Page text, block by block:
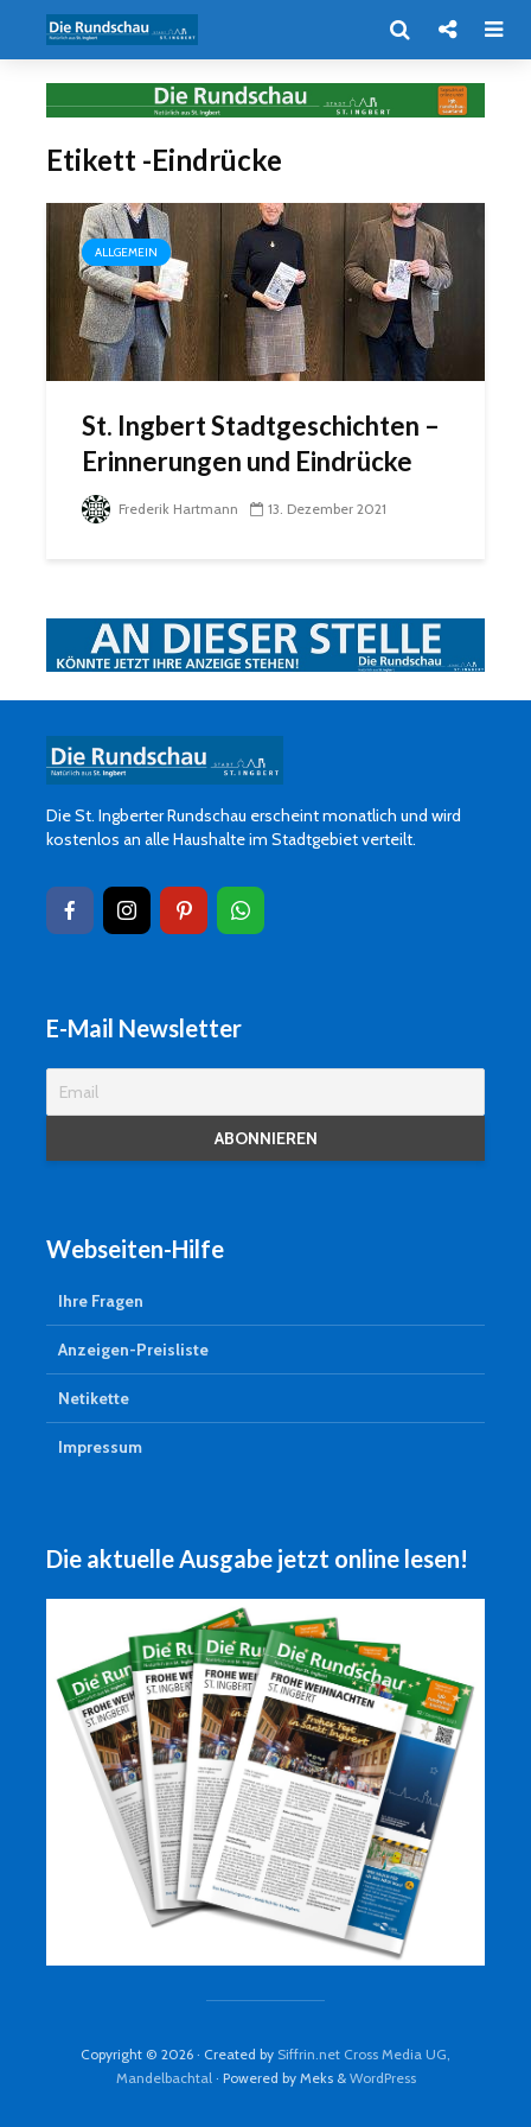
Etikett -Eindrücke
ALLGEMEIN
St. Ingbert Stadtgeschichten –
Erinnerungen und Eindrücke
Frederik Hartmann 13. Dezember 2021
Die St. Ingberter Rundschau erscheint monatlich und wird
kostenlos an alle Haushalte im Stadtgebiet verteilt.
E-Mail Newsletter
Webseiten-Hilfe
Ihre Fragen
Anzeigen-Preisliste
Netikette
Impressum
Die aktuelle Ausgabe jetzt online lesen!
Copyright © 2026 · Created by Siffrin.net Cross Media UG,
Mandelbachtal· Powered by Meks & WordPress